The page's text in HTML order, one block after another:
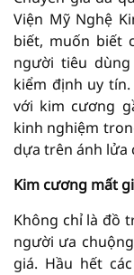
Viện Mỹ Nghệ
biết, muốn biết
người tiêu
kiểm định uy
với kim cương
kinh nghiệm
dựa trên ánh lửa
Kim cương mất
Không chỉ là đồ
người ưa
giá. Hầu hết